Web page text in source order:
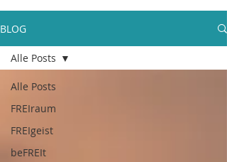
BLOG
Alle Posts
FREIraum
FREIgeist
beFREIt
Alle Posts